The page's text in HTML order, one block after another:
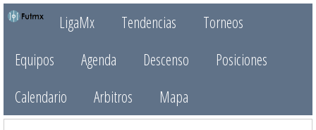
LigaMx Tendencias
Torneos
Equipos
Agenda Descenso
Posiciones
Calendario
Arbitros Mapa